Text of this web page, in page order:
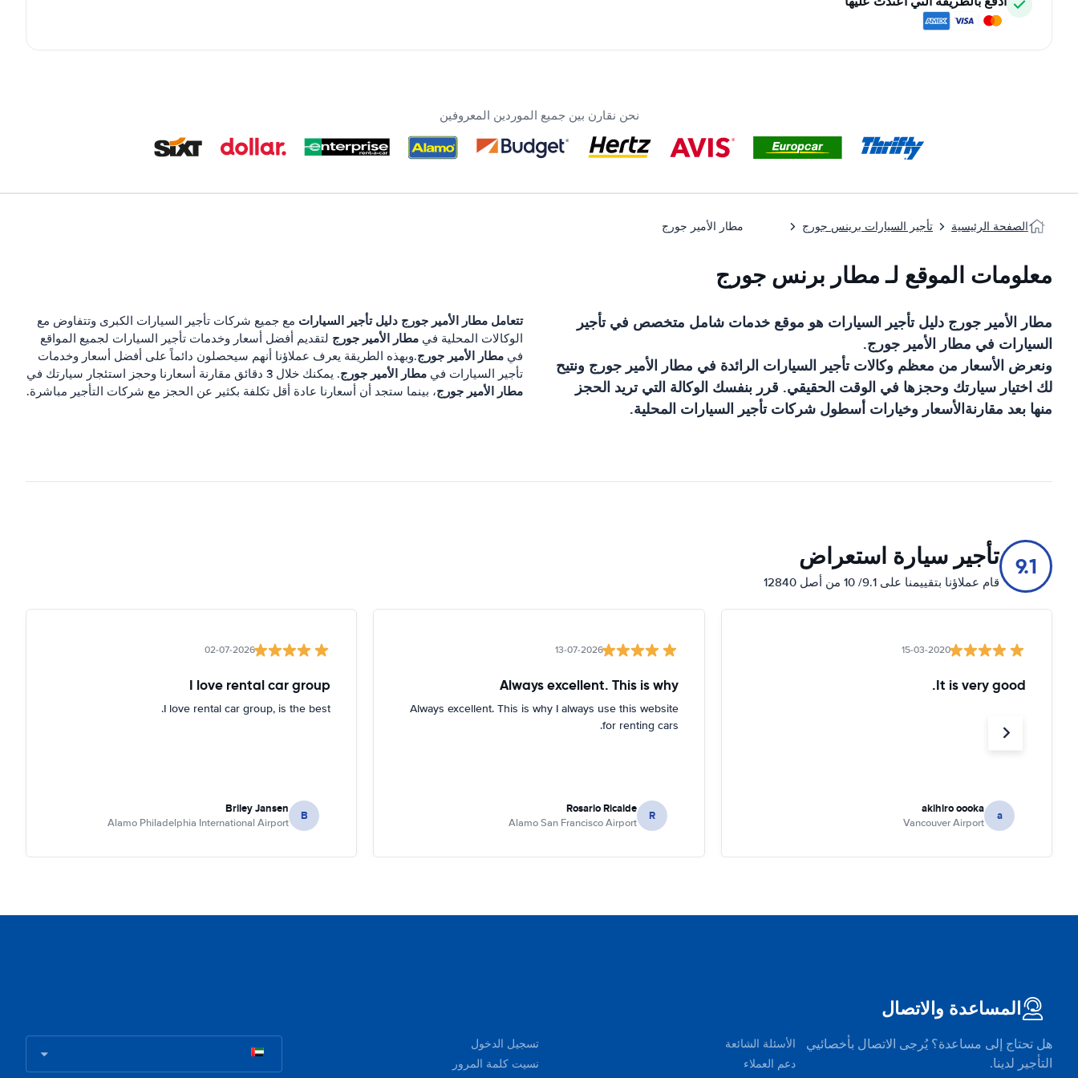
نحن نقارن بين جميع الموردين المعروفين
الصفحة الرئيسية تأجير السيارات برينس جورج مطار الأمير جورج
معلومات الموقع لـ مطار برنس جورج
مطار الأمير جورج دليل تأجير السيارات هو موقع خدمات شامل متخصص في تأجير
السيارات في مطار الأمير جورج.
ونعرض الأسعار من معظم وكالات تأجير السيارات الرائدة في مطار الأمير جورج ونتيح
لك اختيار سيارتك وحجزها في الوقت الحقيقي. قرر بنفسك الوكالة التي تريد الحجز
منها بعد مقارنةالأسعار وخيارات أسطول شركات تأجير السيارات المحلية.
تتعامل مطار الأمير جورج دليل تأجير السيارات مع جميع شركات تأجير السيارات الكبرى وتتفاوض مع
الوكالات المحلية في مطار الأمير جورج لتقديم أفضل أسعار وخدمات تأجير السيارات لجميع المواقع
في مطار الأمير جورج.وبهذه الطريقة يعرف عملاؤنا أنهم سيحصلون دائماً على أفضل أسعار وخدمات
تأجير السيارات في مطار الأمير جورج. يمكنك خلال 3 دقائق مقارنة أسعارنا وحجز استئجار سيارتك في
مطار الأمير جورج، بينما ستجد أن أسعارنا عادة أقل تكلفة بكثير عن الحجز مع شركات التأجير مباشرة.
9.1 تأجير سيارة استعراض
قام عملاؤنا بتقييمنا على 9.1/ 10 من أصل 12840
15-03-2020
It is very good.
a
akihiro oooka
Vancouver Airport
13-07-2026
Always excellent. This is why
Always excellent. This is why I always use this website
for renting cars.
R
Rosario Ricalde
Alamo San Francisco Airport
02-07-2026
I love rental car group
I love rental car group, is the best.
B
Briley Jansen
Alamo Philadelphia International Airport
المساعدة والاتصال
هل تحتاج إلى مساعدة؟ يُرجى الاتصال بأخصائيي
التأجير لدينا.
الأسئلة الشائعة
دعم العملاء
تسجيل الدخول
نسيت كلمة المرور